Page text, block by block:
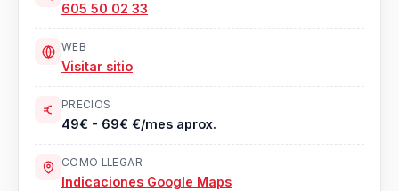
605 50 02 33
WEB
Visitar sitio
PRECIOS
49€ - 69€ €/mes aprox.
COMO LLEGAR
Indicaciones Google Maps